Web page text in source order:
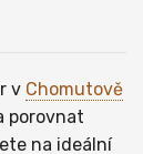
v Chomutově
porovnat
na ideální